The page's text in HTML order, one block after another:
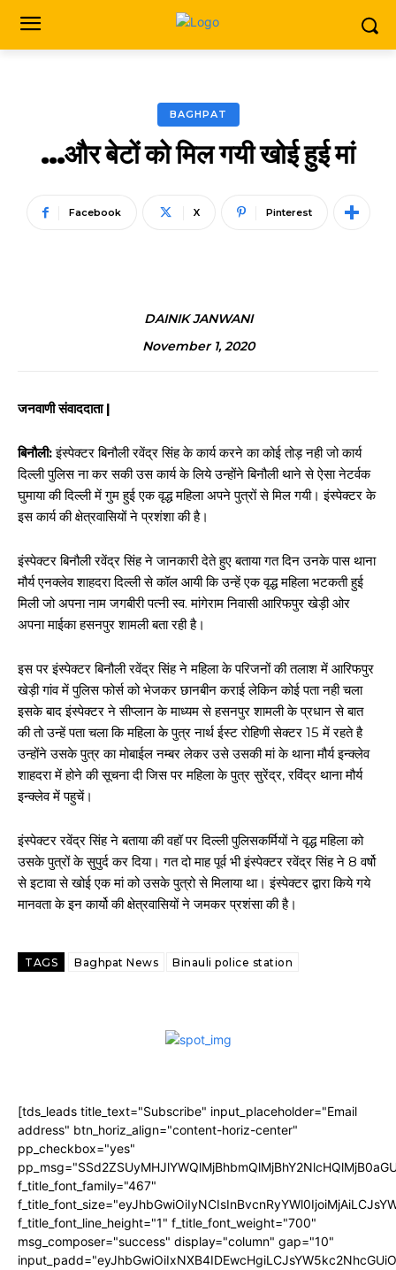
BAGHPAT
…और बेटों को मिल गयी खोई हुई मां
Facebook X Pinterest
DAINIK JANWANI
November 1, 2020
जनवाणी संवाददाता |
बिनौली:इंस्पेक्टर बिनौली रवेंद्र सिंह के कार्य करने का कोई तोड़ नही जो कार्य
दिल्ली पुलिस ना कर सकी उस कार्य के लिये उन्होंने बिनौली थाने से ऐसा नेटर्वक
घुमाया की दिल्ली में गुम हुई एक वृद्ध महिला अपने पुत्रों से मिल गयी। इंस्पेक्टर के
इस कार्य की क्षेत्रवासियों ने प्रशंशा की है।
इंस्पेक्टर बिनौली रवेंद्र सिंह ने जानकारी देते हुए बताया गत दिन उनके पास थाना
मौर्य एनक्लेव शाहदरा दिल्ली से कॉल आयी कि उन्हें एक वृद्ध महिला भटकती हुई
मिली जो अपना नाम जगबीरी पत्नी स्व. मांगेराम निवासी आरिफपुर खेड़ी ओर
अपना माईका हसनपुर शामली बता रही है।
इस पर इंस्पेक्टर बिनौली रवेंद्र सिंह ने महिला के परिजनों की तलाश में आरिफपुर
खेड़ी गांव में पुलिस फोर्स को भेजकर छानबीन कराई लेकिन कोई पता नही चला
इसके बाद इंस्पेक्टर ने सीप्लान के माध्यम से हसनपुर शामली के प्रधान से बात
की तो उन्हें पता चला कि महिला के पुत्र नार्थ ईस्ट रोहिणी सेक्टर 15 में रहते है
उन्होंने उसके पुत्र का मोबाईल नम्बर लेकर उसे उसकी मां के थाना मौर्य इन्क्लेव
शाहदरा में होने की सूचना दी जिस पर महिला के पुत्र सुरेंद्र, रविंद्र थाना मौर्य
इन्क्लेव में पहुचें।
इंस्पेक्टर रवेंद्र सिंह ने बताया की वहॉ पर दिल्ली पुलिसकर्मियों ने वृद्ध महिला को
उसके पुत्रों के सुपुर्द कर दिया। गत दो माह पूर्व भी इंस्पेक्टर रवेंद्र सिंह ने 8 वर्षो
से इटावा से खोई एक मां को उसके पुत्रो से मिलाया था। इंस्पेक्टर द्वारा किये गये
मानवता के इन कार्यो की क्षेत्रवासियों ने जमकर प्रशंसा की है।
TAGS Baghpat News Binauli police station
[tds_leads title_text="Subscribe" input_placeholder="Email
address" btn_horiz_align="content-horiz-center"
pp_checkbox="yes"
f_title_font_family="467"
f_title_font_line_height="1" f_title_font_weight="700"
msg_composer="success" display="column" gap="10"